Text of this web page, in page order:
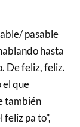
pasable
hasta
De feliz, feliz.
el que
también
pa to”,